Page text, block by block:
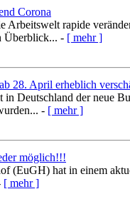
Corona
Arbeitswelt rapide
Überblick... - [ mehr ]
28. April erheblich
Deutschland der neue
- [ mehr ]
möglich!!!
(EuGH) hat in einem
[ mehr ]